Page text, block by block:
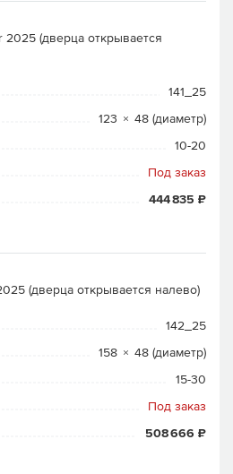
2025 (дверца открывается
141_25
123 × 48 (диаметр)
10-20
Под заказ
444 835 ₽
(дверца открывается налево)
142_25
158 × 48 (диаметр)
15-30
Под заказ
508 666 ₽